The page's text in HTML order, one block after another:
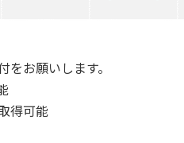
お願いします。
得可能